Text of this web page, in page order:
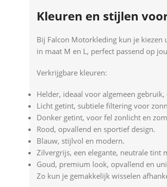
Kleuren en stijlen
Bij Falcon Motorkleding kun je
in maat M en L, perfect passend op
Verkrijgbare kleuren:
Helder, ideaal voor algemeen gebruik,
Licht getint, subtiele filtering voor
Donker getint, voor fel zonlicht en
Rood, opvallend en sportief design.
Blauw, stijlvol en modern.
Zilvergrijs, een elegante, neutrale tint
Goud, premium look, opvallend en
Zo kun je gemakkelijk wisselen